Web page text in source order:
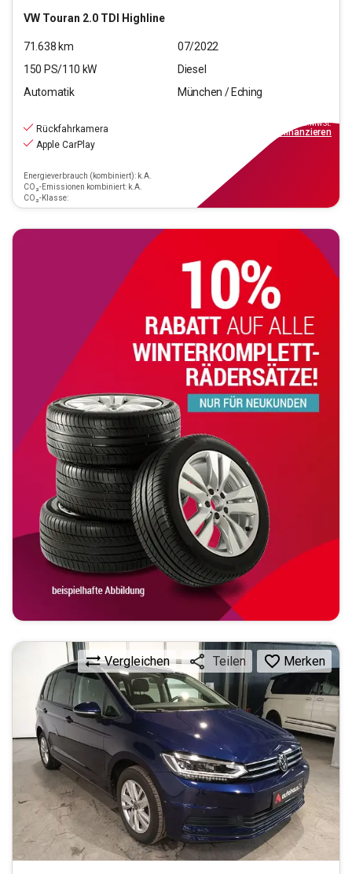
VW Touran 2.0 TDI Highline
71.638 km
07/2022
150 PS/110 kW
Diesel
Automatik
München / Eching
Rückfahrkamera
Apple CarPlay
Energieverbrauch (kombiniert): k.A.
CO₂-Emissionen kombiniert: k.A.
CO₂-Klasse:
inkl.MwSt.
finanzieren
Vergleichen Teilen Merken